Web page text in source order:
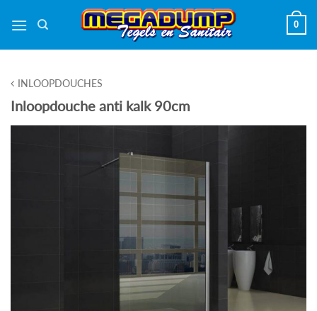
naar
0
INLOOPDOUCHES
Inloopdouche anti kalk 90cm